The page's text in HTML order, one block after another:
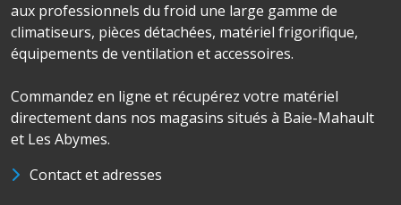
aux professionnels du froid une large gamme de
climatiseurs, pièces détachées, matériel frigorifique,
équipements de ventilation et accessoires.
Commandez en ligne et récupérez votre matériel
directement dans nos magasins situés à Baie-Mahault
et Les Abymes.
Contact et adresses